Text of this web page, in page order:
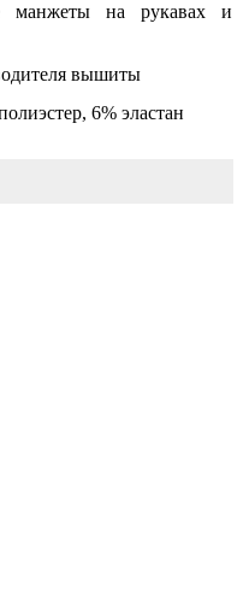
манжеты на рукавах и
вышиты
6% эластан